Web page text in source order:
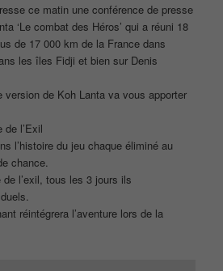
ce matin une conférence de presse
‘Le combat des Héros’ qui a réuni 18
de 17 000 km de la France dans
les îles Fidji et bien sur Denis
version de Koh Lanta va vous apporter
de l’Exil
l’histoire du jeu chaque éliminé au
chance.
l’exil, tous les 3 jours ils
réintégrera l’aventure lors de la